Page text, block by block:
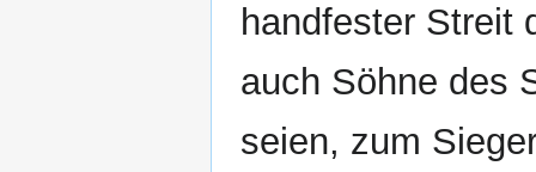
handfester Streit
auch Söhne des
seien, zum